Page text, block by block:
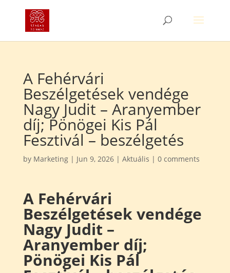
A Fehérvári
Beszélgetések vendége
Nagy Judit – Aranyember
díj; Pönögei Kis Pál
Fesztivál – beszélgetés
by Marketing| Jun 9, 2026| Aktuális | 0 comments
A Fehérvári
Beszélgetések vendége
Nagy Judit –
Aranyember díj;
Pönögei Kis Pál